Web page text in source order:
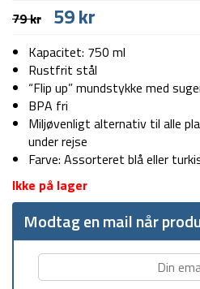
79kr Den
oprindelige
pris
var:
79 kr.
59kr
pris
er:
59 kr.
Kapacitet: 750 ml
Rustfrit stål
“Flip up” mundstykke med
BPA fri
Miljøvenligt alternativ til alle
under rejse
Farve: Assorteret blå eller
Ikke på lager
Modtag en mail når